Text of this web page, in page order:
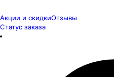
Акции и скидкиОтзывы
Статус заказа